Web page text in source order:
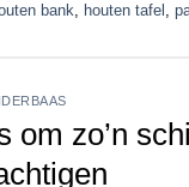
bank, houten tafel ,
zo’n